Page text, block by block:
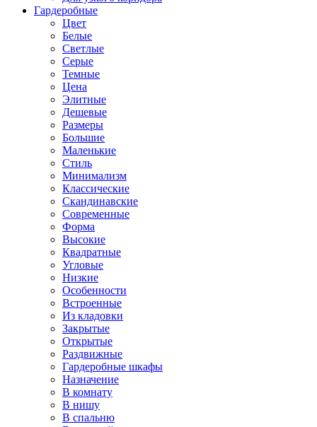
Гардеробные
Цвет
Белые
Светлые
Серые
Темные
Цена
Элитные
Дешевые
Размеры
Большие
Маленькие
Стиль
Минимализм
Классические
Скандинавские
Современные
Форма
Высокие
Квадратные
Угловые
Низкие
Особенности
Встроенные
Из кладовки
Закрытые
Открытые
Раздвижные
Гардеробные шкафы
Назначение
В комнату
В нишу
В спальню